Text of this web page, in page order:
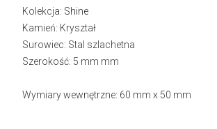
Kolekcja: Shine
Kamień: Kryształ
Surowiec: Stal szlachetna
Szerokość: 5 mm mm
Wymiary wewnętrzne: 60 mm x 50 mm